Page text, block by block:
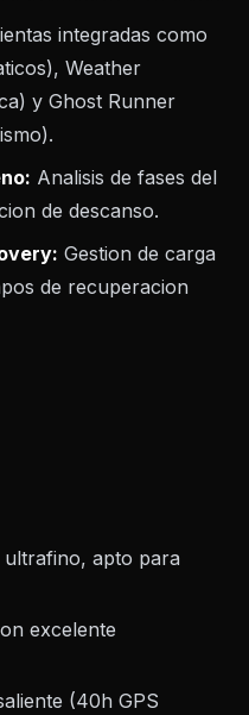
integradas como
Weather
y Ghost Runner
Analisis de fases del
de descanso.
Gestion de carga
de recuperacion
ultrafino, apto para
excelente
(40h GPS